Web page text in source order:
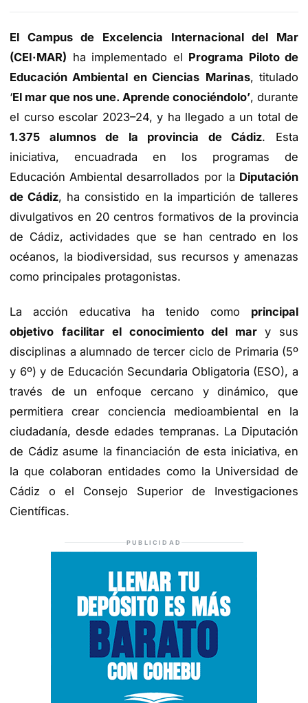
El Campus de Excelencia Internacional del Mar
(CEI·MAR) ha implementado el Programa Piloto de
Educación Ambiental en Ciencias Marinas, titulado
‘El mar que nos une. Aprende conociéndolo’, durante
el curso escolar 2023–24, y ha llegado a un total de
1.375 alumnos de la provincia de Cádiz. Esta
iniciativa, encuadrada en los programas de
Educación Ambiental desarrollados por la Diputación
de Cádiz, ha consistido en la impartición de talleres
divulgativos en 20 centros formativos de la provincia
de Cádiz, actividades que se han centrado en los
océanos, la biodiversidad, sus recursos y amenazas
como principales protagonistas.
La acción educativa ha tenido como principal
objetivo facilitar el conocimiento del mary sus
disciplinas a alumnado de tercer ciclo de Primaria (5º
y 6º) y de Educación Secundaria Obligatoria (ESO), a
través de un enfoque cercano y dinámico, que
permitiera crear conciencia medioambiental en la
ciudadanía, desde edades tempranas. La Diputación
de Cádiz asume la financiación de esta iniciativa, en
la que colaboran entidades como la Universidad de
Cádiz o el Consejo Superior de Investigaciones
Científicas.
PUBLICIDAD